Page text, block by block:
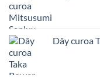
Dây curoa